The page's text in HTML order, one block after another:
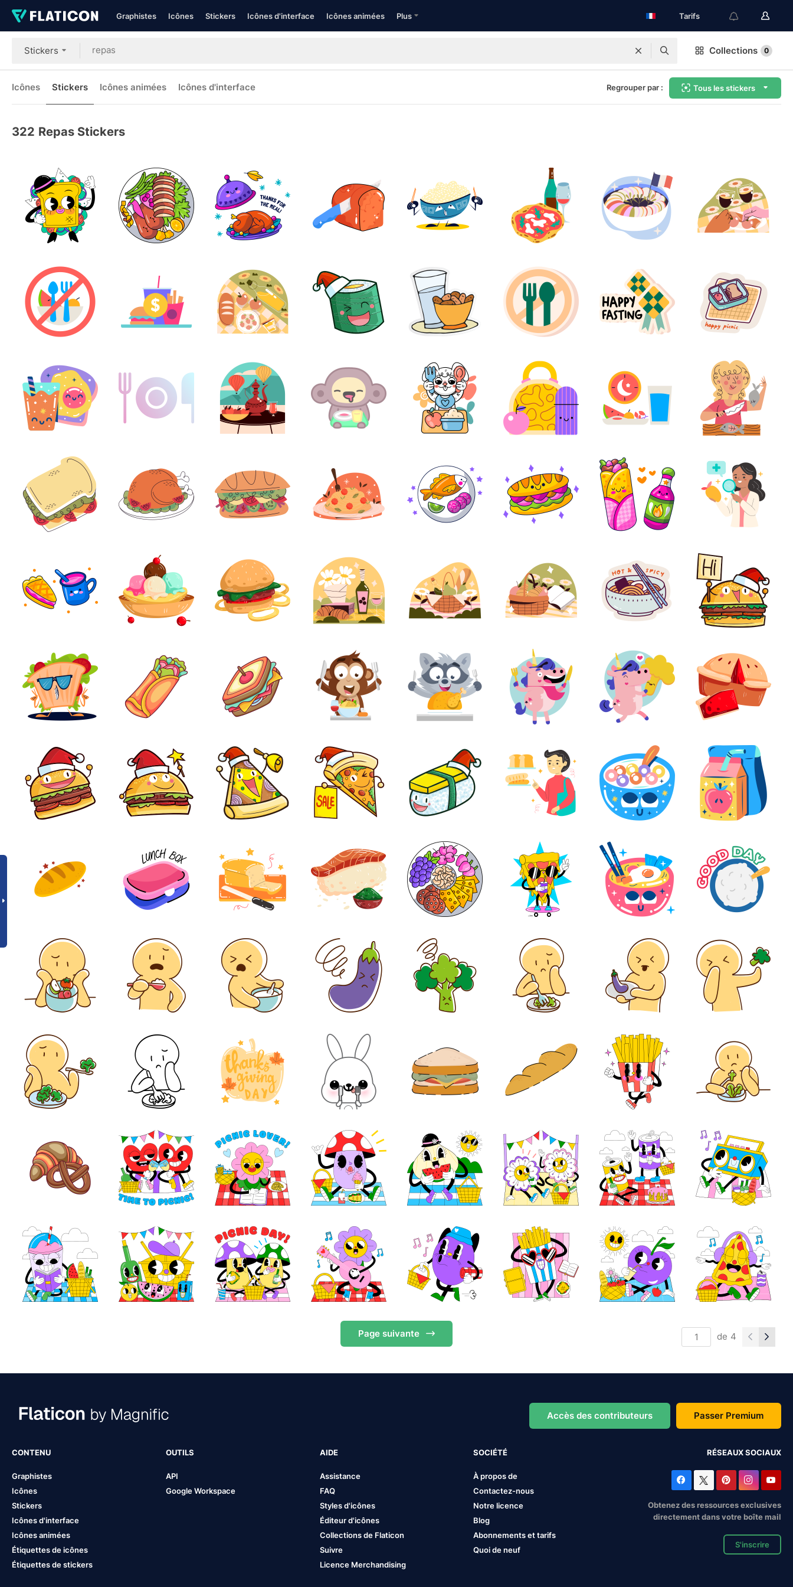
Graphistes Icônes Stickers Icônes d'interface Icônes animées Plus Tarifs
Stickers Collections 0
Icônes Stickers Icônes animées Icônes d'interface Regrouper par : Tous les stickers
322 Repas Stickers
Page suivante de 4
Accès des contributeurs Passer Premium
CONTENU
Graphistes
Icônes
Stickers
Icônes d'interface
Icônes animées
Étiquettes de icônes
Étiquettes de stickers
OUTILS
API
Google Workspace
AIDE
Assistance
FAQ
Styles d'icônes
Éditeur d'icônes
Collections de Flaticon
Suivre
Licence Merchandising
SOCIÉTÉ
À propos de
Contactez-nous
Notre licence
Blog
Abonnements et tarifs
Quoi de neuf
RÉSEAUX SOCIAUX
Obtenez des ressources exclusives
directement dans votre boîte mail
S'inscrire